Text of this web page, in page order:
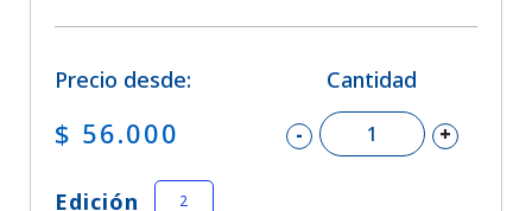
Precio desde:
$ 56.000
Cantidad
- +
Edición 2